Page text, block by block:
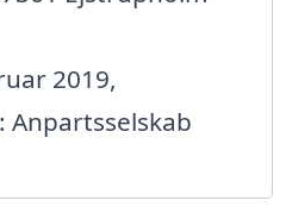
2019,
Anpartsselskab